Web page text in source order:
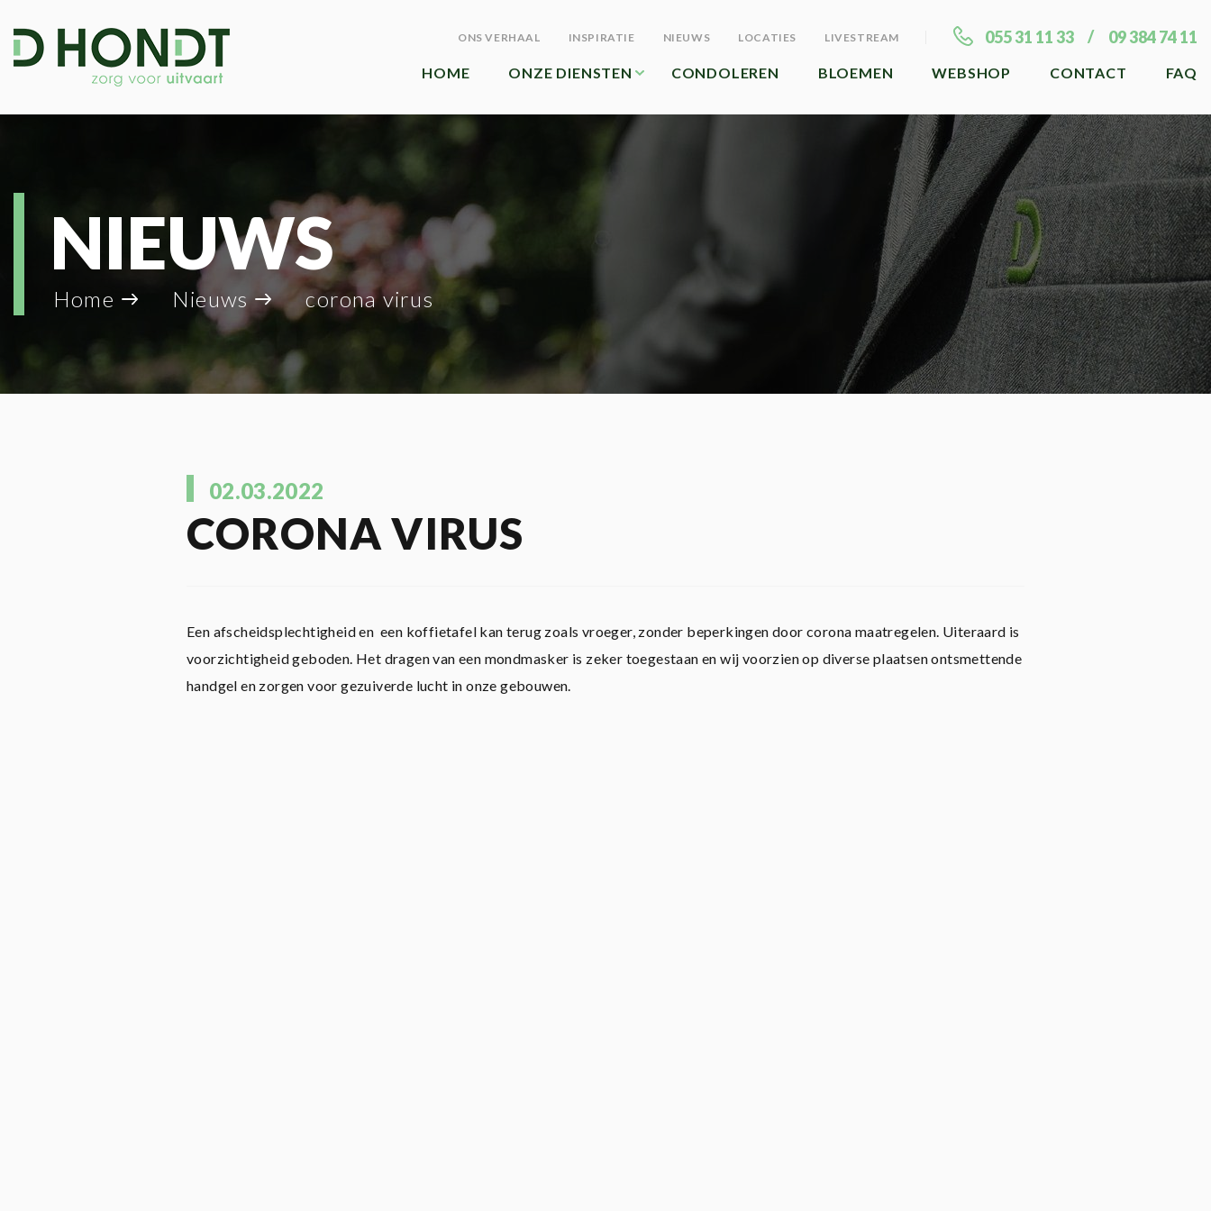
ONS VERHAAL INSPIRATIE NIEUWS LOCATIES LIVESTREAM 055 31 11 33 09 384 74 11
HOME ONZE DIENSTEN CONDOLEREN BLOEMEN WEBSHOP CONTACT FAQ
NIEUWS
Home Nieuws corona virus
02.03.2022
CORONA VIRUS
Een afscheidsplechtigheid en een koffietafel kan terug zoals vroeger, zonder beperkingen door corona maatregelen. Uiteraard is
voorzichtigheid geboden. Het dragen van een mondmasker is zeker toegestaan en wij voorzien op diverse plaatsen ontsmettende
handgel en zorgen voor gezuiverde lucht in onze gebouwen.